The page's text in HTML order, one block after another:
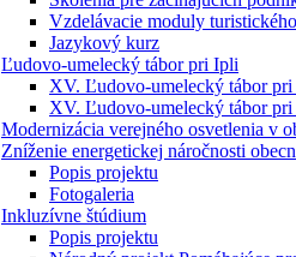
Vzdelávacie moduly
Jazykový kurz
Ľudovo-umelecký tábor pri Ipli
XV. Ľudovo-umelecký tábor
XV. Ľudovo-umelecký tábor
Modernizácia verejného osvetlenia v
Zníženie energetickej náročnosti
Popis projektu
Fotogaleria
Inkluzívne štúdium
Popis projektu